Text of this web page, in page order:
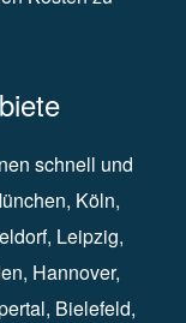
schnell und
, Köln⁠,
, Leipzig⁠,
⁠, Hannover⁠,
⁠⁠, Bielefeld⁠⁠,